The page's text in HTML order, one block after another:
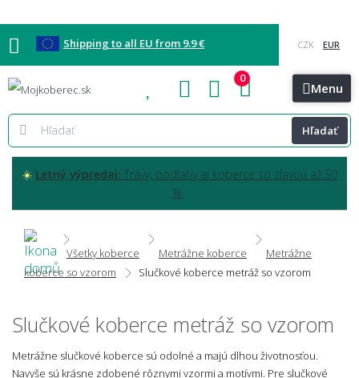
Shipping to all EU from 9.9 €
Blog Kontakt Menu
Hľadať
0
☀️ Letný výpredaj: Trávy, podlahy aj koberce so zľavou až 50
%.
Všetky koberce Metrážne koberce
Metrážne
koberce so vzorom
Slučkové koberce metráž so vzorom
Slučkové koberce metráž so vzorom
Metrážne slučkové koberce sú odolné a majú dlhou životnosťou.
Navyše sú krásne zdobené rôznymi vzormi a motívmi. Pre slučkové